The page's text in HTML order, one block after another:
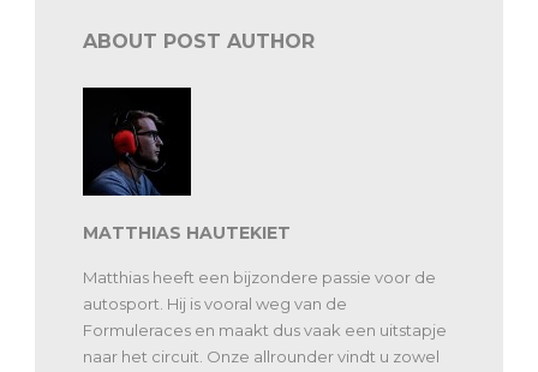
ABOUT POST AUTHOR
MATTHIAS HAUTEKIET
Matthias heeft een bijzondere passie voor de
autosport. Hij is vooral weg van de
Formuleraces en maakt dus vaak een uitstapje
naar het circuit. Onze allrounder vindt u zowel